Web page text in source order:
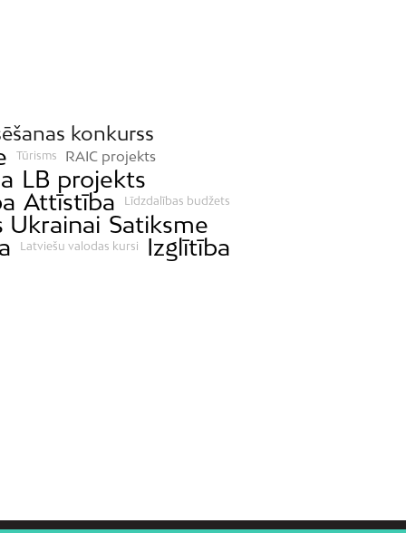
konkurss
Tūrisms RAIC projekts
LB projekts
Attīstība Līdzdalības budžets
Ukrainai Satiksme
Latviešu valodas kursi
Izglītība